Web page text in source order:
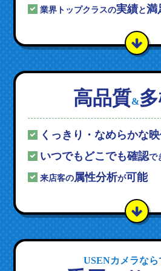
業界トップクラスの実績と満
高品質&
くっきり・なめらかな
いつでもどこでも確認で
来店客の属性分析が可能
USENカメラなら